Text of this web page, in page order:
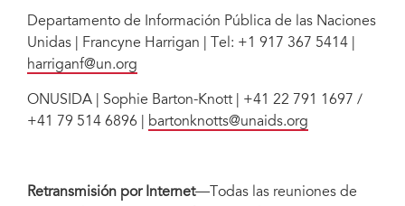
Departamento de Información Pública de las Naciones
Unidas | Francyne Harrigan | Tel: +1 917 367 5414 |
harriganf@un.org
ONUSIDA | Sophie Barton-Knott | +41 22 791 1697 /
+41 79 514 6896 |
bartonknotts@unaids.org
Retransmisión por Internet—Todas las reuniones de